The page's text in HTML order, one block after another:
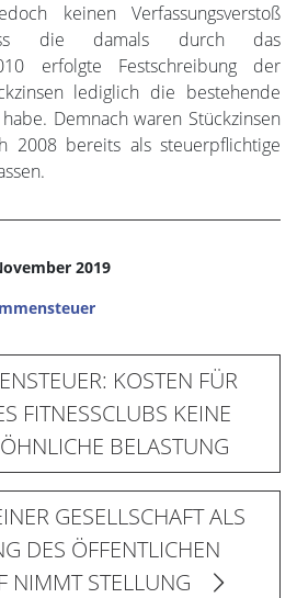
keinen Verfassungsverstoß
die damals durch das
erfolgte Festschreibung der
lediglich die bestehende
Demnach waren Stückzinsen
2008 bereits als steuerpflichtige
2019
KOSTEN FÜR
FITNESSCLUBS KEINE
BELASTUNG
GESELLSCHAFT ALS
DES ÖFFENTLICHEN
NIMMT STELLUNG